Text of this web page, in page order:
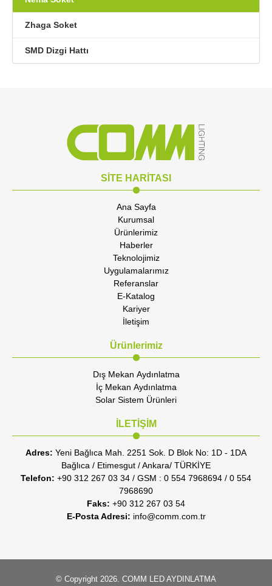
Zhaga Soket
SMD Dizgi Hattı
SİTE HARİTASI
Ana Sayfa
Kurumsal
Ürünlerimiz
Haberler
Teknolojimiz
Uygulamalarımız
Referanslar
E-Katalog
Kariyer
İletişim
Ürünlerimiz
Dış Mekan Aydınlatma
İç Mekan Aydınlatma
Solar Sistem Ürünleri
İLETİŞİM
Adres: Yeni Bağlıca Mah. 2251 Sok. D Blok No: 1D - 1DA
Bağlıca / Etimesgut / Ankara/ TÜRKİYE
Telefon: +90 312 267 03 34 / GSM : 0 554 7968694 / 0 554
7968690
Faks: +90 312 267 03 54
E-Posta Adresi: info@comm.com.tr
© Copyright 2026. COMM LED AYDINLATMA